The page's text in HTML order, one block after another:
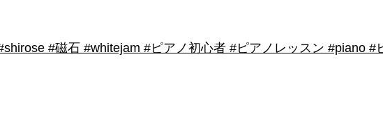
#磁石 #whitejam #ピアノ初心者 #ピアノレッスン #piano #